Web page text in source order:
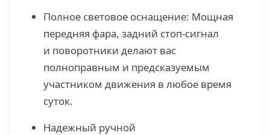
Полное световое оснащение: Мощная
передняя фара, задний стоп-сигнал
и поворотники делают вас
полноправным и предсказуемым
участником движения в любое время
суток.
Надежный ручной